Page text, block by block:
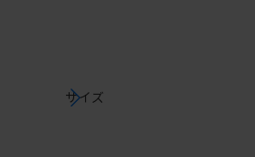
サイズ